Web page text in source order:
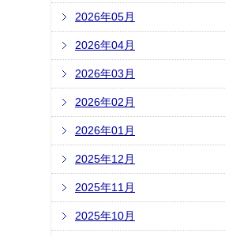
2026年05月
2026年04月
2026年03月
2026年02月
2026年01月
2025年12月
2025年11月
2025年10月